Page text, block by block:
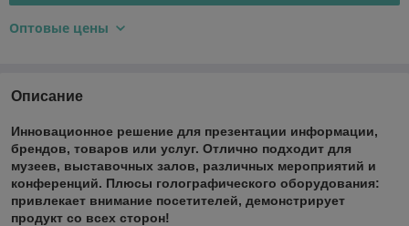
Оптовые цены
Описание
Инновационное решение для презентации информации,
брендов, товаров или услуг. Отлично подходит для
музеев, выставочных залов, различных мероприятий и
конференций. Плюсы голографического оборудования:
привлекает внимание посетителей, демонстрирует
продукт со всех сторон!